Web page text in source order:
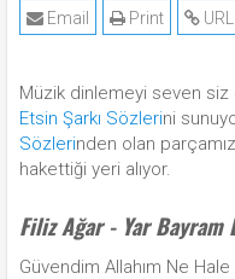
URL
Print
Email
Müzik dinlemeyi seven
Etsin Şarkı Sözlerini
Sözlerinden olan
hakettiği yeri alıyor.
Filiz Ağar - Yar Bayram
Güvendim Allahım Ne